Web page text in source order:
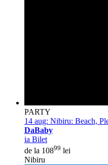
PARTY
14 aug: Nibiru: Beach,
DaBaby
ia Bilet
de la 10899 lei
Nibiru